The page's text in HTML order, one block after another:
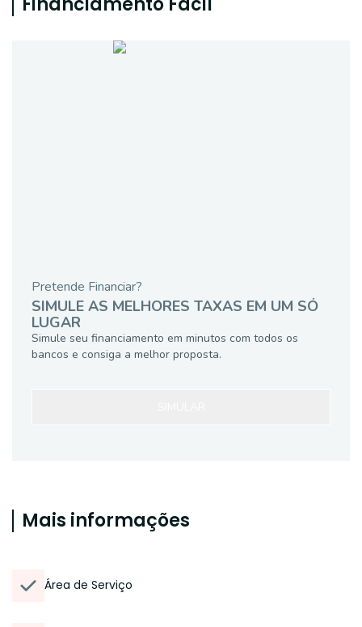
Pretende Financiar?
SIMULE AS MELHORES TAXAS EM UM SÓ
LUGAR
Simule seu financiamento em minutos com todos os
bancos e consiga a melhor proposta.
Mais informações
Área de Serviço